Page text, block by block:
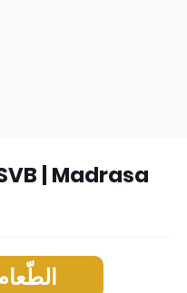
| Madrasa